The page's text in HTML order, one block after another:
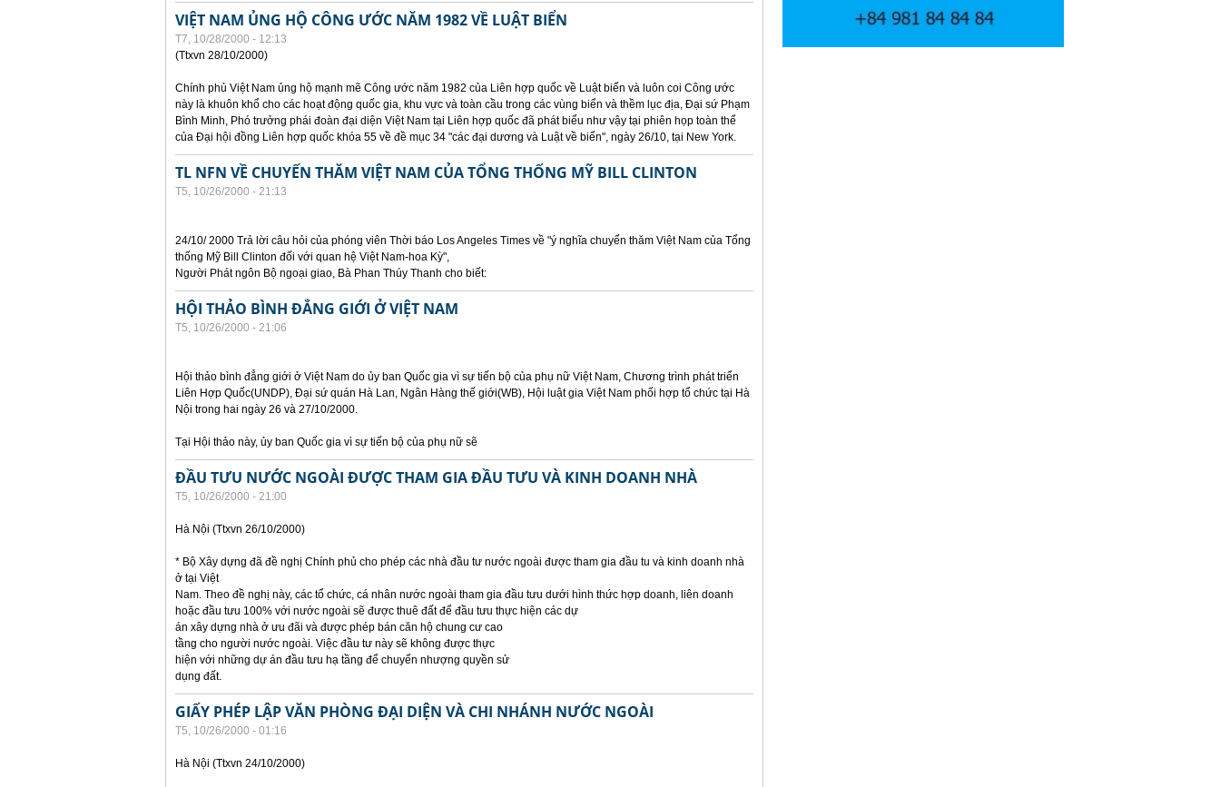
VIỆT NAM ỦNG HỘ CÔNG ƯỚC NĂM 1982 VỀ LUẬT BIỂN
T7, 10/28/2000 - 12:13
(Ttxvn 28/10/2000)
Chính phủ Việt Nam ủng hộ mạnh mẽ Công ước năm 1982 của Liên hợp quốc về Luật biển và luôn coi Công ước
này là khuôn khổ cho các hoạt động quốc gia, khu vực và toàn cầu trong các vùng biển và thềm lục địa, Đại sứ Phạm
Bình Minh, Phó trưởng phái đoàn đại diện Việt Nam tại Liên hợp quốc đã phát biểu như vậy tại phiên họp toàn thể
của Đại hội đồng Liên hợp quốc khóa 55 về đề mục 34 "các đại dương và Luật về biển", ngày 26/10, tại New York.
TL NFN VỀ CHUYẾN THĂM VIỆT NAM CỦA TỔNG THỐNG MỸ BILL CLINTON
T5, 10/26/2000 - 21:13
24/10/ 2000 Trả lời câu hỏi của phóng viên Thời báo Los Angeles Times về "ý nghĩa chuyến thăm Việt Nam của Tổng
thống Mỹ Bill Clinton đối với quan hệ Việt Nam-hoa Kỳ",
Người Phát ngôn Bộ ngoại giao, Bà Phan Thúy Thanh cho biết:
HỘI THẢO BÌNH ĐẲNG GIỚI Ở VIỆT NAM
T5, 10/26/2000 - 21:06
Hội thảo bình đẳng giới ở Việt Nam do ủy ban Quốc gia vì sự tiến bộ của phụ nữ Việt Nam, Chương trình phát triển
Liên Hợp Quốc(UNDP), Đại sứ quán Hà Lan, Ngân Hàng thế giới(WB), Hội luật gia Việt Nam phối hợp tổ chức tại Hà
Nội trong hai ngày 26 và 27/10/2000.
Tại Hội thảo này, ủy ban Quốc gia vì sự tiến bộ của phụ nữ sẽ
ĐẦU TƯU NƯỚC NGOÀI ĐƯỢC THAM GIA ĐẦU TƯU VÀ KINH DOANH NHÀ
T5, 10/26/2000 - 21:00
Hà Nội (Ttxvn 26/10/2000)
* Bộ Xây dựng đã đề nghị Chính phủ cho phép các nhà đầu tư nước ngoài được tham gia đầu tu và kinh doanh nhà
ở tại Việt
Nam. Theo đề nghị này, các tổ chức, cá nhân nước ngoài tham gia đầu tưu dưới hình thức hợp doanh, liên doanh
hoặc đầu tưu 100% với nước ngoài sẽ được thuê đất để đầu tưu thực hiện các dự
án xây dựng nhà ở ưu đãi và được phép bán căn hộ chung cư cao
tầng cho người nước ngoài. Việc đầu tư này sẽ không được thực
hiện với những dự án đầu tưu hạ tầng để chuyển nhượng quyền sử
dụng đất.
GIẤY PHÉP LẬP VĂN PHÒNG ĐẠI DIỆN VÀ CHI NHÁNH NƯỚC NGOÀI
T5, 10/26/2000 - 01:16
Hà Nội (Ttxvn 24/10/2000)